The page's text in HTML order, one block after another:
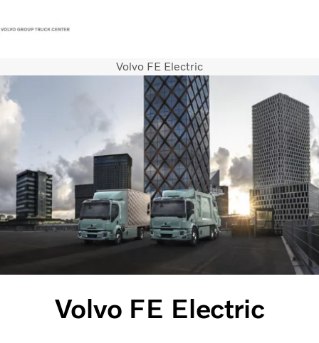
Vacatures Persberichten
Volvo Trucks
Renault Trucks
Renault Bedrijfswagens
Services
Duurzaam
Nieuws
Onze vestigingen
Monteursavond 8 september 2026 Rotterdam
Volvo FE Electric
Volvo FE Electric